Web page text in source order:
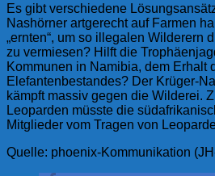
Es gibt verschiedene
Nashörner artgerecht auf Farmen
„ernten“, um so illegalen Wilderern
zu vermiesen? Hilft die
Kommunen in Namibia, dem Erhalt
Elefantenbestandes? Der Krüger-
kämpft massiv gegen die Wilderei.
Leoparden müsste die
Mitglieder vom Tragen von
Quelle: phoenix-Kommunikation